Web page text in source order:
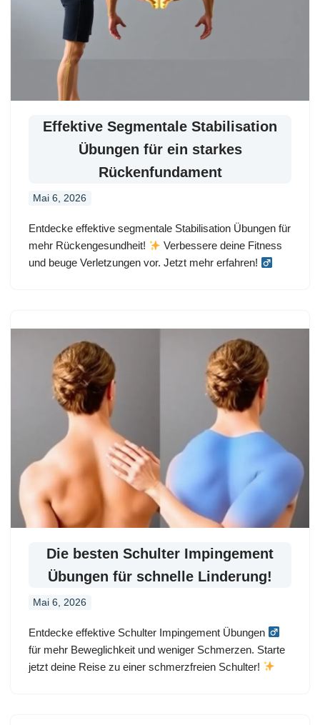
Effektive Segmentale Stabilisation
Übungen für ein starkes
Rückenfundament
Mai 6, 2026
Entdecke effektive segmentale Stabilisation Übungen für
mehr Rückengesundheit!
Verbessere deine Fitness
und beuge Verletzungen vor. Jetzt mehr erfahren!
Die besten Schulter Impingement
Übungen für schnelle Linderung!
Mai 6, 2026
Entdecke effektive Schulter Impingement Übungen
für mehr Beweglichkeit und weniger Schmerzen. Starte
jetzt deine Reise zu einer schmerzfreien Schulter!